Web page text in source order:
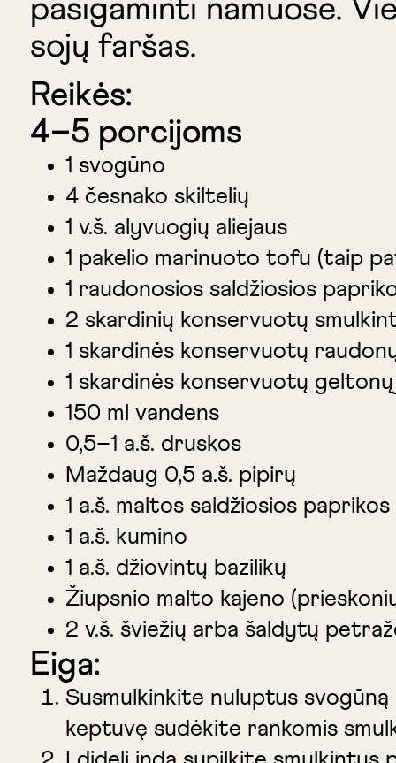
pasigaminti namuose.
sojų faršas.
Reikės:
4–5 porcijoms
1 svogūno
4 česnako skiltelių
1 v.š. alyvuogių aliejaus
1 pakelio marinuoto tofu (taip
1 raudonosios saldžiosios
2 skardinių konservuotų
1 skardinės konservuotų
1 skardinės konservuotų
150 ml vandens
0,5–1 a.š. druskos
Maždaug 0,5 a.š. pipirų
1 a.š. maltos saldžiosios paprikos
1 a.š. kumino
1 a.š. džiovintų bazilikų
Žiupsnio malto kajeno
2 v.š. šviežių arba šaldytų
Eiga:
Susmulkinkite nuluptus
keptuvę sudėkite rankomis